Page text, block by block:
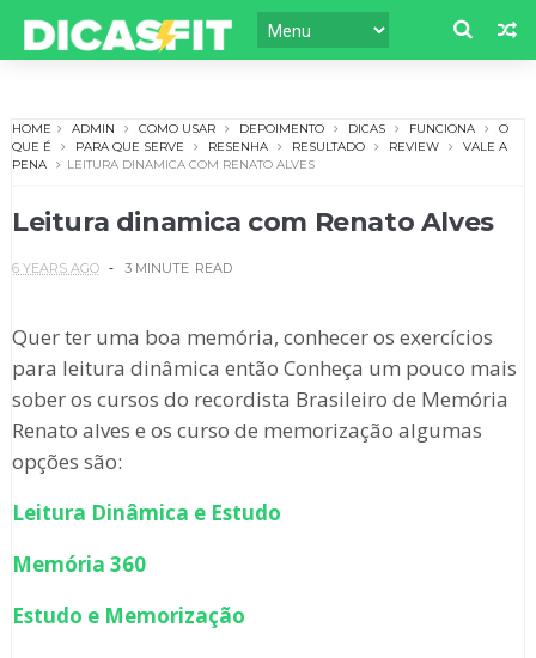
HOME ADMIN COMO USAR DEPOIMENTO DICAS FUNCIONA
O
QUE É
PARA QUE SERVE RESENHA RESULTADO REVIEW
VALE A
PENA
LEITURA DINAMICA COM RENATO ALVES
Leitura dinamica com Renato Alves
6 YEARS AGO 3 MINUTE READ
Quer ter uma boa memória, conhecer os exercícios
para leitura dinâmica então Conheça um pouco mais
sober os cursos do recordista Brasileiro de Memória
Renato alves e os curso de memorização algumas
opções são:
Leitura Dinâmica e Estudo
Memória 360
Estudo e Memorização